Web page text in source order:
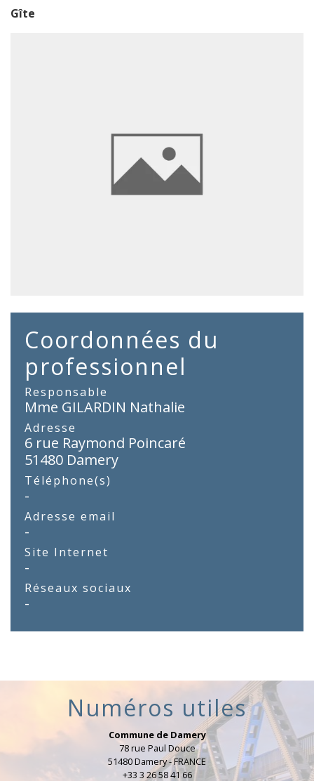
Gîte
Coordonnées du
professionnel
Responsable
Mme GILARDIN Nathalie
Adresse
6 rue Raymond Poincaré
51480 Damery
Téléphone(s)
-
Adresse email
-
Site Internet
-
Réseaux sociaux
-
Numéros utiles
Commune de Damery
78 rue Paul Douce
51480 Damery - FRANCE
+33 3 26 58 41 66